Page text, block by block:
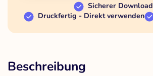
Sicherer Download
Druckfertig - Direkt verwenden
Beschreibung